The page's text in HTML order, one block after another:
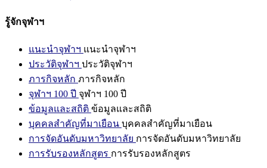
รู้จักจุฬาฯ
แนะนำจุฬาฯ แนะนำจุฬาฯ
ประวัติจุฬาฯ ประวัติจุฬาฯ
ภารกิจหลัก ภารกิจหลัก
จุฬาฯ 100 ปี จุฬาฯ 100 ปี
ข้อมูลและสถิติ ข้อมูลและสถิติ
บุคคลสำคัญที่มาเยือน บุคคลสำคัญที่มาเยือน
การจัดอันดับมหาวิทยาลัย การจัดอันดับมหาวิทยาลัย
การรับรองหลักสูตร การรับรองหลักสูตร